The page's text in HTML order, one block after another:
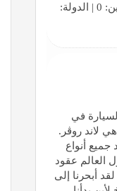
لسيارة في
لاند روڤر.
جميع أنواع
العالم عقود
أبحرنا إلى